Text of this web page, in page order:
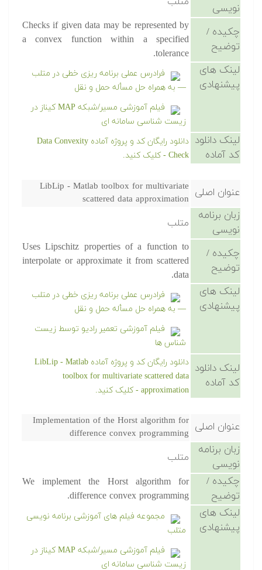
نویسی
چکیده /
توضیح
Checks if given data may be represented by
a convex function within a specified
tolerance.
لینک های
پیشنهادی
فرادرس عملی برنامه ریزی خطی در متلب
— به همراه حل مسأله حمل و نقل
فیلم آموزشی مسیر/شبکه MAP کیناز در
زیست شناسی سامانه ای
لینک دانلود
کد آماده
دانلود رایگان کد و پروژه آماده Data Convexity
Check - کلیک کنید.
عنوان اصلی LibLip - Matlab toolbox for multivariate
scattered data approximation
زبان برنامه
نویسی
متلب
چکیده /
توضیح
Uses Lipschitz properties of a function to
interpolate or approximate it from scattered
data.
لینک های
پیشنهادی
فرادرس عملی برنامه ریزی خطی در متلب
— به همراه حل مسأله حمل و نقل
فیلم آموزشی تعمیر رادیو توسط زیست
شناس ها
لینک دانلود
کد آماده
دانلود رایگان کد و پروژه آماده LibLip - Matlab
toolbox for multivariate scattered data
approximation - کلیک کنید.
عنوان اصلی Implementation of the Horst algorithm for
difference convex programming
زبان برنامه
نویسی
متلب
چکیده /
توضیح
We implement the Horst algorithm for
difference convex programming.
لینک های
پیشنهادی
مجموعه فیلم های آموزشی برنامه نویسی
متلب
فیلم آموزشی مسیر/شبکه MAP کیناز در
زیست شناسی سامانه ای